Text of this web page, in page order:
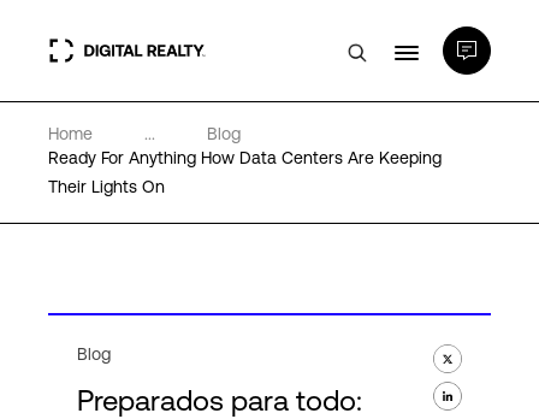
Centros de Datos
PlatformDIGITAL®
Home ...
Blog
Ready For Anything How Data Centers Are Keeping
Their Lights On
Blog
Preparados para todo: